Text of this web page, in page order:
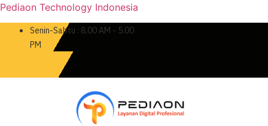
Pediaon Technology Indonesia
Senin-Sabtu : 8.00 AM - 5.00
PM